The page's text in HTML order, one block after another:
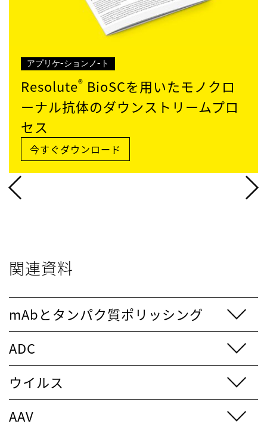
アプリケ-ションノ-ト
Resolute® BioSCを用いたモノクロ
ーナル抗体のダウンストリームプロ
セス
今すぐダウンロード
関連資料
mAbとタンパク質ポリッシング
ADC
ウイルス
AAV